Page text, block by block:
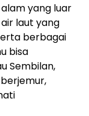
yang luar
laut yang
berbagai
bisa
Sembilan,